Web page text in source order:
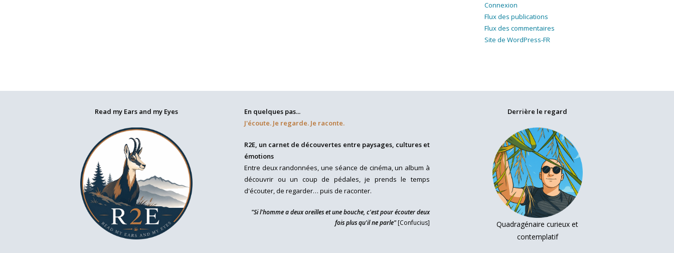
Connexion
Flux des publications
Flux des commentaires
Site de WordPress-FR
Read my Ears and my Eyes
En quelques pas...
J'écoute. Je regarde. Je raconte.
R2E, un carnet de découvertes entre paysages, cultures et
émotions
Entre deux randonnées, une séance de cinéma, un album à
découvrir ou un coup de pédales, je prends le temps
d'écouter, de regarder… puis de raconter.
"Si l'homme a deux oreilles et une bouche, c'est pour écouter deux
fois plus qu'il ne parle"[Confucius]
Derrière le regard
Quadragénaire curieux et
contemplatif